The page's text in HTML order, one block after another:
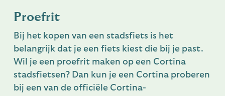
Proefrit
Bij het kopen van een stadsfiets is het
belangrijk dat je een fiets kiest die bij je past.
Wil je een proefrit maken op een Cortina
stadsfietsen? Dan kun je een Cortina proberen
bij een van de officiële Cortina-